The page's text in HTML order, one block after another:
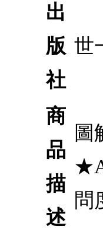
出
版
社
世
商
品
描
述
圖
問